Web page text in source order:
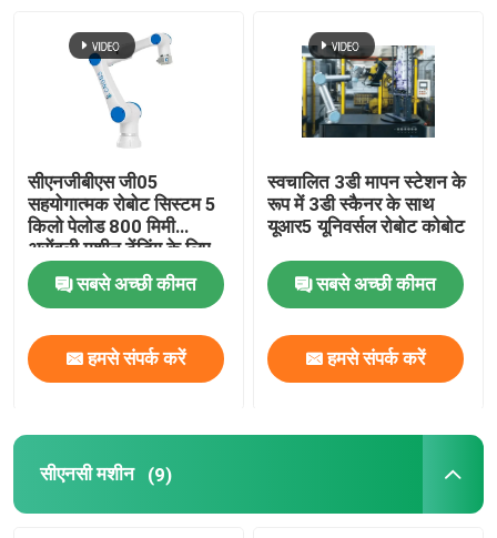
रोबोट ड्रेस पैक
रोबोट आर्म ग्रिपर
रोबोट भुजा को संभालना
असेंबली रोबोट आर्म
स्थान रोबोट चुनें
चमकाने वाला रोबोट
सीएनजीबीएस जी05
सहयोगात्मक रोबोट सिस्टम 5
किलो पेलोड 800 मिमी
असेंबली मशीन टेंडिंग के लिए
पहुंच
सबसे अच्छी कीमत
हमसे संपर्क करें
स्वचालित 3डी मापन स्टेशन के
रूप में 3डी स्कैनर के साथ
यूआर5 यूनिवर्सल रोबोट कोबोट
सबसे अच्छी कीमत
हमसे संपर्क करें
सीएनसी मशीन (9)